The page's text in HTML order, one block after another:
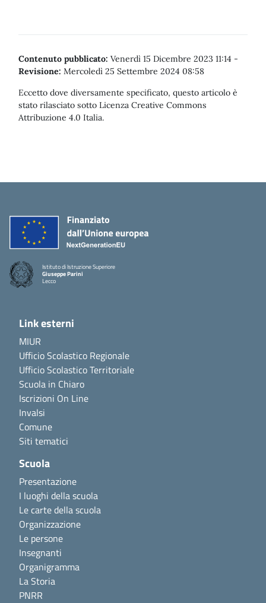
Contenuto pubblicato: Venerdì 15 Dicembre 2023 11:14 -
Revisione: Mercoledì 25 Settembre 2024 08:58
Eccetto dove diversamente specificato, questo articolo è
stato rilasciato sotto Licenza Creative Commons
Attribuzione 4.0 Italia.
Istituto di Istruzione Superiore
Giuseppe Parini
Lecco
Link esterni
MIUR
Ufficio Scolastico Regionale
Ufficio Scolastico Territoriale
Scuola in Chiaro
Iscrizioni On Line
Invalsi
Comune
Siti tematici
Scuola
Presentazione
I luoghi della scuola
Le carte della scuola
Organizzazione
Le persone
Insegnanti
Organigramma
La Storia
PNRR